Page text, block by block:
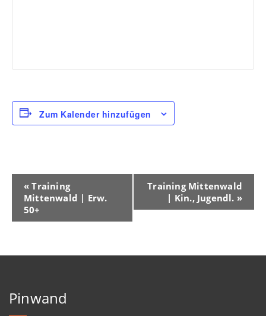
Zum Kalender hinzufügen
Veranstaltung-
Navigation
« Training
Mittenwald | Erw.
50+
Training Mittenwald
| Kin., Jugendl. »
Pinwand